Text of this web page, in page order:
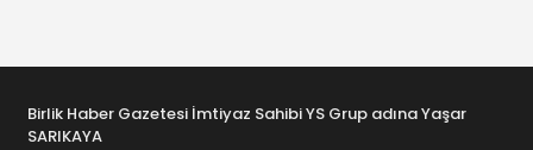
Birlik Haber Gazetesi İmtiyaz Sahibi YS Grup adına Yaşar
SARIKAYA